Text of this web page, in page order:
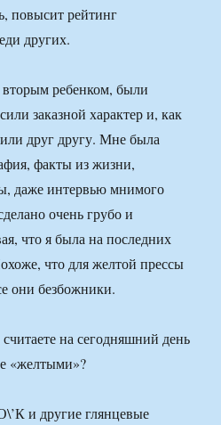
повысит рейтинг
других.
ребенком, были
заказной характер и, как
друг другу. Мне была
факты из жизни,
даже интервью мнимого
очень грубо и
что я была на последних
что для желтой прессы
они безбожники.
на сегодняшний день
«желтыми»?
и другие глянцевые